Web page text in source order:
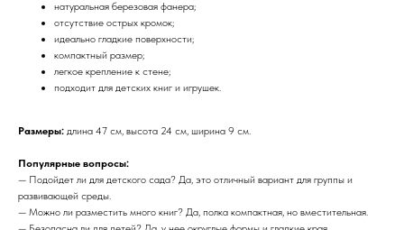
натуральная березовая фанера;
отсутствие острых кромок;
идеально гладкие поверхности;
компактный размер;
легкое крепление к стене;
подходит для детских книг и игрушек.
Размеры: длина 47 см, высота 24 см, ширина 9 см.
Популярные вопросы:
— Подойдет ли для детского сада? Да, это отличный вариант для группы и
развивающей среды.
— Можно ли разместить много книг? Да, полка компактная, но вместительная.